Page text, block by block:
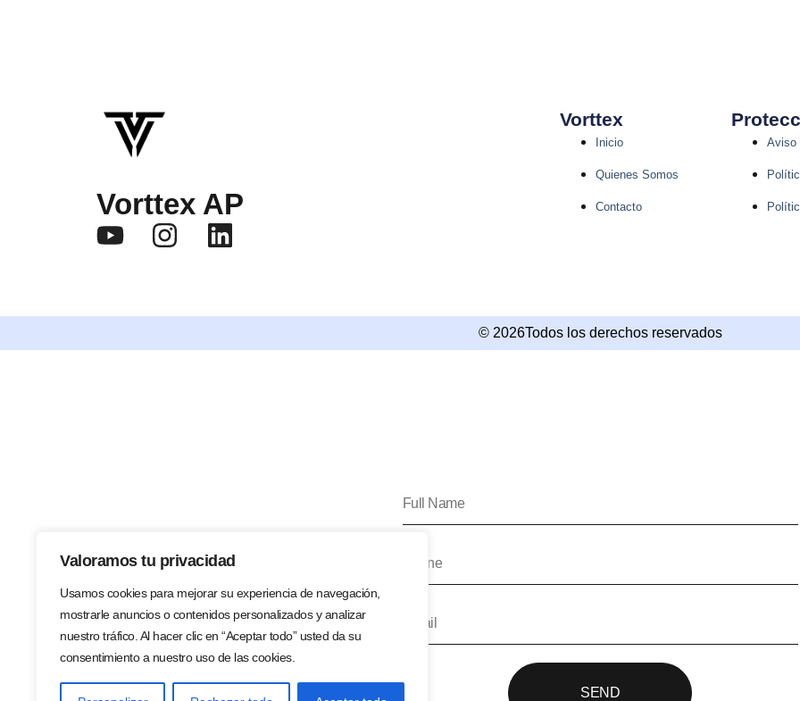
Valoramos tu privacidad
Usamos cookies para mejorar su experiencia de navegación,
mostrarle anuncios o contenidos personalizados y analizar
nuestro tráfico. Al hacer clic en “Aceptar todo” usted da su
consentimiento a nuestro uso de las cookies.
Vorttex AP
Vorttex
Inicio
Quienes Somos
Contacto
Aviso
© 2026Todos los derechos reservados
SEND